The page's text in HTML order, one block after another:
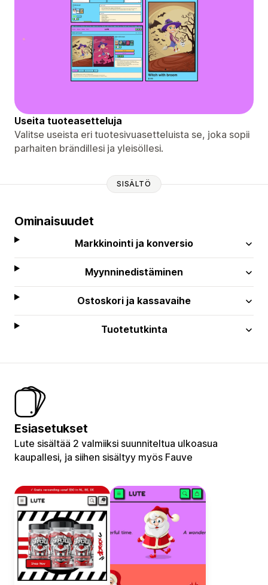
Useita tuoteasetteluja
Valitse useista eri tuotesivuasetteluista se, joka sopii
parhaiten brändillesi ja yleisöllesi.
SISÄLTÖ
Ominaisuudet
Markkinointi ja konversio
Myynninedistäminen
Ostoskori ja kassavaihe
Tuotetutkinta
Esiasetukset
Lute sisältää 2 valmiiksi suunniteltua ulkoasua
kaupallesi, ja siihen sisältyy myös Fauve